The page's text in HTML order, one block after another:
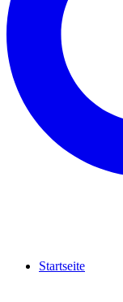
Startseite